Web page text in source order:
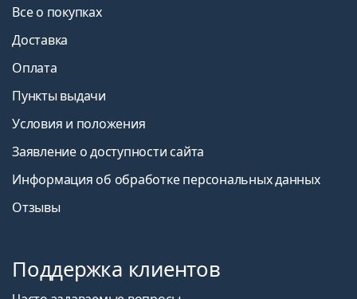
Все о покупках
Доставка
Оплата
Пункты выдачи
Условия и положения
Заявление о доступности сайта
Информация об обработке персональных данных
Отзывы
Поддержка клиентов